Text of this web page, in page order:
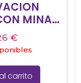
MINA +
MINAS +
€
carrito